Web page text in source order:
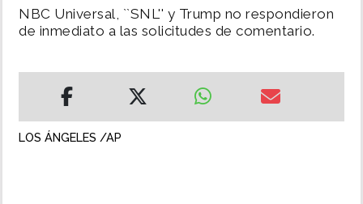
NACIONAL
NBC Universal, ``SNL'' y Trump no respondieron
de inmediato a las solicitudes de comentario.
LOS ÁNGELES /AP